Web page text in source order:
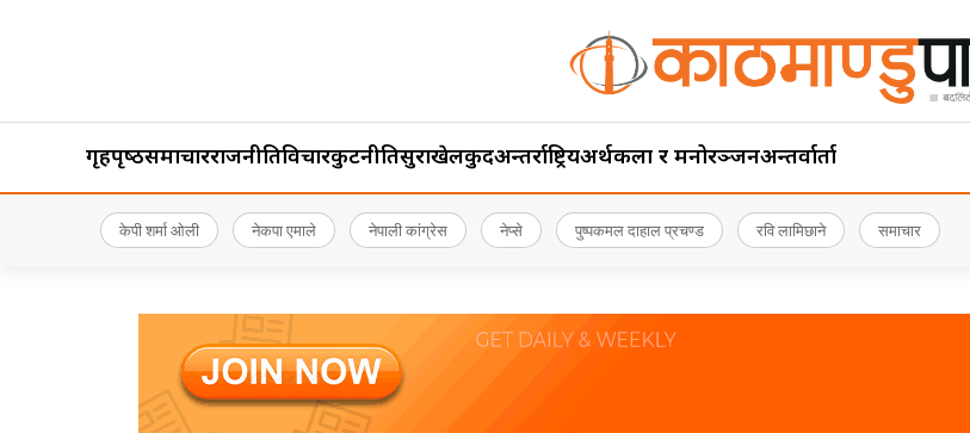
गृहपृष्‍ठसमाचारराजनीतिविचारकुटनीतिसुरक्षाखेलकुदअन्तर्राष्ट्रियअर्थकला र मनोरञ्जनअन्तर्वार्ता
केपी शर्मा ओली नेकपा एमाले नेपाली कांग्रेस नेप्से पुष्पकमल दाहाल प्रचण्ड रवि लामिछाने समाचार